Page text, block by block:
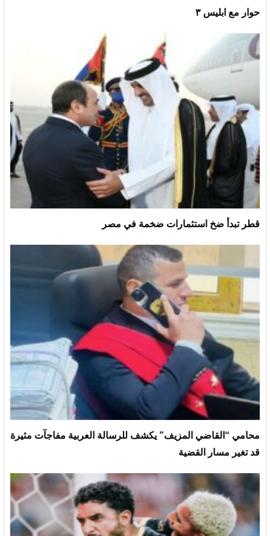
حوار مع ابليس ٣
قطر تبدأ ضخ استثمارات ضخمة في مصر
محامي “القاضي المزيف” يكشف للرسالة العربية مفاجآت مثيرة
قد تغير مسار القضية